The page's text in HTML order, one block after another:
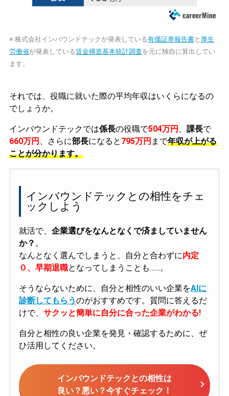
※ 株式会社インバウンドテックが発表している有価証券報告書と 厚生
労働省が発表している賃金構造基本統計調査を元に独自に算出してい
ます。
それでは、役職に就いた際の平均年収はいくらになるの
でしょうか。
インバウンドテックでは係長の役職で504万円 課長で
660万円
、さらに部長になると 795万円 まで年収が上がる
ことが分かります。
インバウンドテックとの相性をチェ
ックしよう
就活で、 企業選びをなんとなくで済ましていません
か？ 。
なんとなく選んでしまうと、自分と合わずに内定
０、早期退職となってしまうことも……。
そうならないために、自分と相性のいい企業をAIに
診断してもらうのがおすすめです。質問に答えるだ
けで、 サクッと簡単に自分に合った企業がわかる!
自分と相性の良い企業を発見・確認するために、ぜ
ひ活用してください。
インバウンドテックとの相性は
良い？悪い？今すぐチェック！